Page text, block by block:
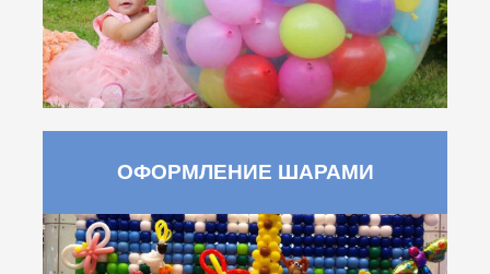
ОФОРМЛЕНИЕ ШАРАМИ